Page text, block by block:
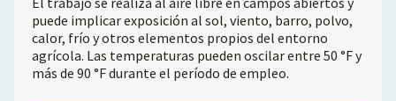
puede implicar exposición al sol, viento, barro, polvo,
calor, frío y otros elementos propios del entorno
agrícola. Las temperaturas pueden oscilar entre 50 °F y
más de 90 °F durante el período de empleo.